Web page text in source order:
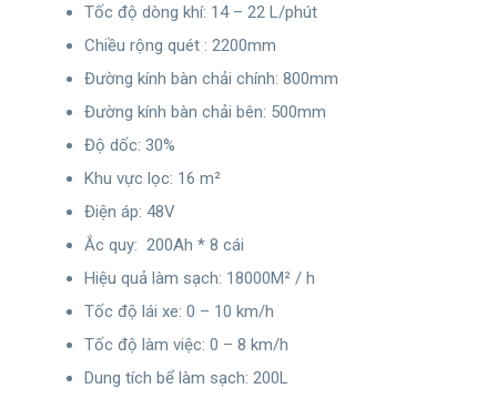
Tốc độ dòng khí: 14 – 22 L/phút
Chiều rộng quét : 2200mm
Đường kính bàn chải chính: 800mm
Đường kính bàn chải bên: 500mm
Độ dốc: 30%
Khu vực lọc: 16 m²
Điện áp: 48V
Ắc quy: 200Ah * 8 cái
Hiệu quả làm sạch: 18000M² / h
Tốc độ lái xe: 0 – 10 km/h
Tốc độ làm việc: 0 – 8 km/h
Dung tích bể làm sạch: 200L